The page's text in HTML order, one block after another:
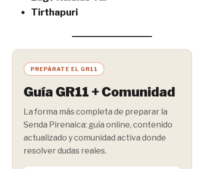
Tirthapuri
PREPÁRATE EL GR11
Guía GR11 + Comunidad
La forma más completa de preparar la
Senda Pirenaica: guía online, contenido
actualizado y comunidad activa donde
resolver dudas reales.